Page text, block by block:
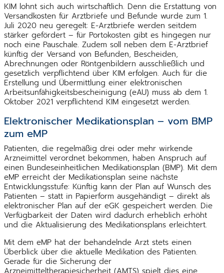
KIM lohnt sich auch wirtschaftlich. Denn die Erstattung von
Versandkosten für Arztbriefe und Befunde wurde zum 1.
Juli 2020 neu geregelt: E-Arztbriefe werden seitdem
stärker gefördert – für Portokosten gibt es hingegen nur
noch eine Pauschale. Zudem soll neben dem E-Arztbrief
künftig der Versand von Befunden, Bescheiden,
Abrechnungen oder Röntgenbildern ausschließlich und
gesetzlich verpflichtend über KIM erfolgen. Auch für die
Erstellung und Übermittlung einer elektronischen
Arbeitsunfähigkeitsbescheinigung (eAU) muss ab dem 1.
Oktober 2021 verpflichtend KIM eingesetzt werden.
Elektronischer Medikationsplan – vom BMP
zum eMP
Patienten, die regelmäßig drei oder mehr wirkende
Arzneimittel verordnet bekommen, haben Anspruch auf
einen Bundeseinheitlichen Medikationsplan (BMP). Mit dem
eMP erreicht der Medikationsplan seine nächste
Entwicklungsstufe: Künftig kann der Plan auf Wunsch des
Patienten – statt in Papierform ausgehändigt – direkt als
elektronischer Plan auf der eGK gespeichert werden. Die
Verfügbarkeit der Daten wird dadurch erheblich erhöht
und die Aktualisierung des Medikationsplans erleichtert.
Mit dem eMP hat der behandelnde Arzt stets einen
Überblick über die aktuelle Medikation des Patienten.
Gerade für die Sicherung der